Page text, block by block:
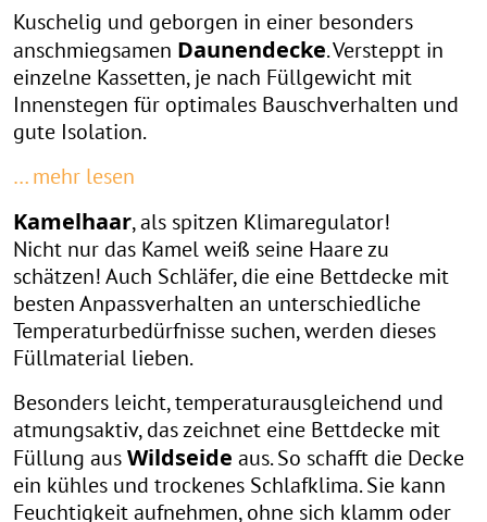
Kuschelig und geborgen in einer besonders
anschmiegsamen Daunendecke. Versteppt in
einzelne Kassetten, je nach Füllgewicht mit
Innenstegen für optimales Bauschverhalten und
gute Isolation.
… mehr lesen
Kamelhaar, als spitzen Klimaregulator!
Nicht nur das Kamel weiß seine Haare zu
schätzen! Auch Schläfer, die eine Bettdecke mit
besten Anpassverhalten an unterschiedliche
Temperaturbedürfnisse suchen, werden dieses
Füllmaterial lieben.
Besonders leicht, temperaturausgleichend und
atmungsaktiv, das zeichnet eine Bettdecke mit
Füllung ausWildseide aus. So schafft die Decke
ein kühles und trockenes Schlafklima. Sie kann
Feuchtigkeit aufnehmen, ohne sich klamm oder